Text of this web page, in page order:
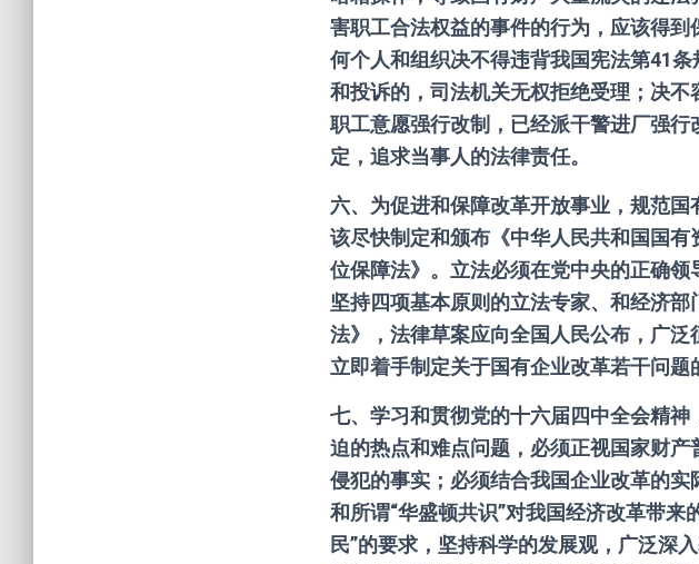
害职工合法权益的事件的行为，应该得
何个人和组织决不得违背我国宪法第41
和投诉的，司法机关无权拒绝受理；决
职工意愿强行改制，已经派干警进厂强
定，追求当事人的法律责任。
六、为促进和保障改革开放事业，规范
该尽快制定和颁布《中华人民共和国国
位保障法》。立法必须在党中央的正确
坚持四项基本原则的立法专家、和经济
法》，法律草案应向全国人民公布，广
立即着手制定关于国有企业改革若干问题
七、学习和贯彻党的十六届四中全会精
迫的热点和难点问题，必须正视国家财
侵犯的事实；必须结合我国企业改革的
和所谓“华盛顿共识”对我国经济改革带
民”的要求，坚持科学的发展观，广泛深